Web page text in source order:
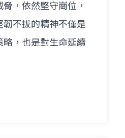
，依然堅守崗位，
韌不拔的精神不僅是
略，也是對生命延續